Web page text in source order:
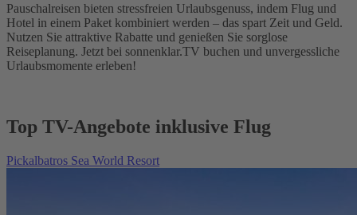
Pauschalreisen bieten stressfreien Urlaubsgenuss, indem Flug und
Hotel in einem Paket kombiniert werden – das spart Zeit und Geld.
Nutzen Sie attraktive Rabatte und genießen Sie sorglose
Reiseplanung. Jetzt bei sonnenklar.TV buchen und unvergessliche
Urlaubsmomente erleben!
Top TV-Angebote inklusive Flug
Pickalbatros Sea World Resort